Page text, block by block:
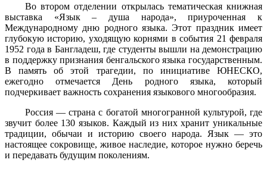
Во втором отделении открылась тематическая книжная
выставка «Язык – душа народа», приуроченная к
Международному дню родного языка. Этот праздник имеет
глубокую историю, уходящую корнями в события 21 февраля
1952 года в Бангладеш, где студенты вышли на демонстрацию
в поддержку признания бенгальского языка государственным.
В память об этой трагедии, по инициативе ЮНЕСКО,
ежегодно отмечается День родного языка, который
подчеркивает важность сохранения языкового многообразия.
Россия — страна с богатой многогранной культурой, где
звучит более 130 языков. Каждый из них хранит уникальные
традиции, обычаи и историю своего народа. Язык — это
настоящее сокровище, живое наследие, которое нужно беречь
и передавать будущим поколениям.